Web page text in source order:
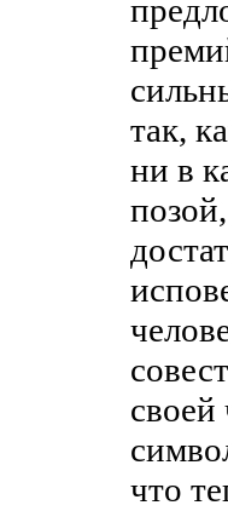
так,
ни в
своей
что